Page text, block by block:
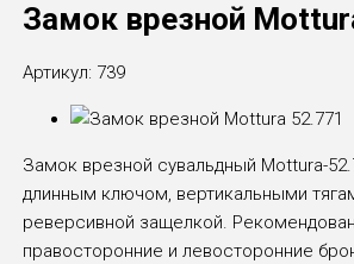
Замок врезной
Артикул: 739
Замок врезной сувальдный Mottura-
длинным ключом, вертикальными
реверсивной защелкой.
правосторонние и левосторонние